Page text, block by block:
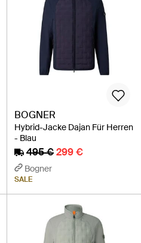
BOGNER
Hybrid-Jacke Dajan Für Herren
- Blau
495 €299 €
Bogner
SALE